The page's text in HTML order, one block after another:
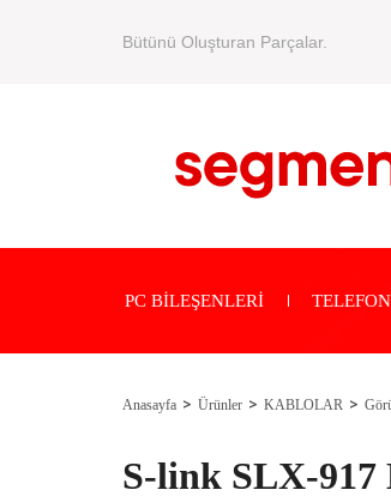
Bütünü Oluşturan Parçalar.
PC BİLEŞENLERİ
Anasayfa Ürünler KABLOLAR
S-link SLX-